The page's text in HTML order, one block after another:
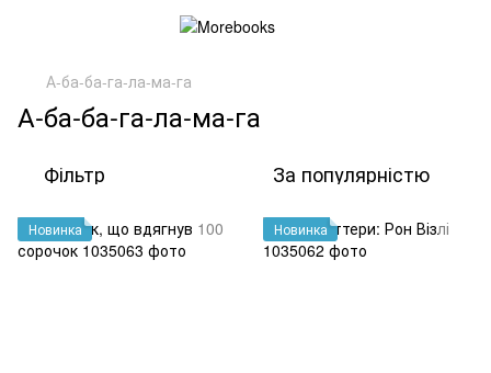
А-ба-ба-га-ла-ма-га
А-ба-ба-га-ла-ма-га
Фільтр За популярністю
Новинка Новинка